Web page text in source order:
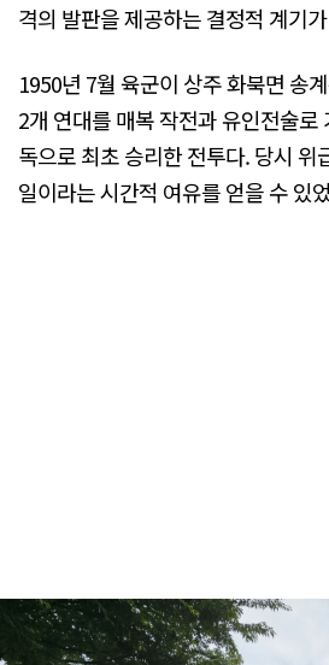
격의 발판을 제공하는 결정적 계기
1950년 7월 육군이 상주 화북면 송
2개 연대를 매복 작전과 유인전술로
독으로 최초 승리한 전투다. 당시 위
일이라는 시간적 여유를 얻을 수 있